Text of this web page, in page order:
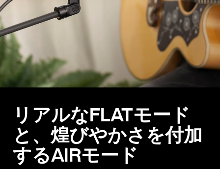
リアルなFLATモード
と、煌びやかさを付加
するAIRモード